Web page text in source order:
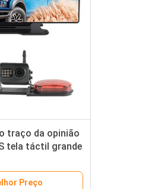
traço da opinião
tela táctil grande
Preço